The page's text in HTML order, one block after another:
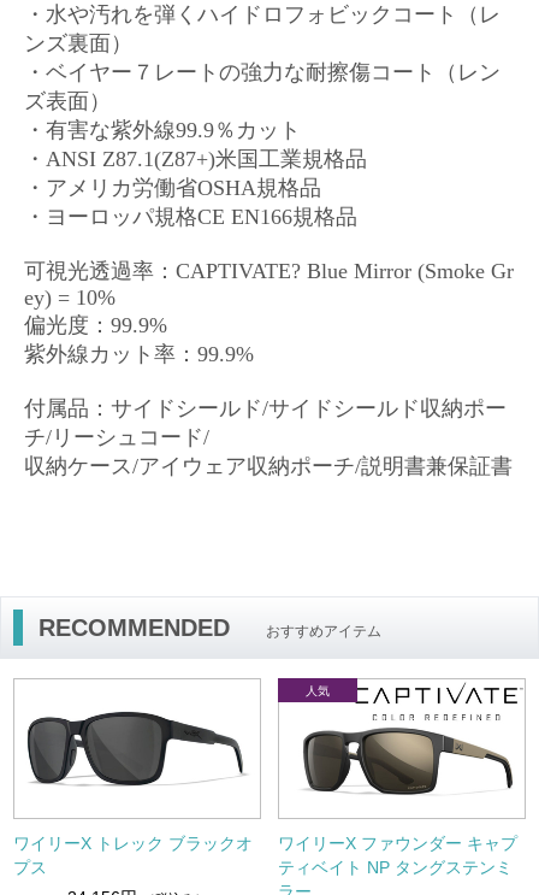
・水や汚れを弾くハイドロフォビックコート（レ
ンズ裏面）
・ベイヤー７レートの強力な耐擦傷コート（レン
ズ表面）
・有害な紫外線99.9％カット
・ANSI Z87.1(Z87+)米国工業規格品
・アメリカ労働省OSHA規格品
・ヨーロッパ規格CE EN166規格品
可視光透過率：CAPTIVATE? Blue Mirror (Smoke Gr
ey) = 10%
偏光度：99.9%
紫外線カット率：99.9%
付属品：サイドシールド/サイドシールド収納ポー
チ/リーシュコード/
収納ケース/アイウェア収納ポーチ/説明書兼保証書
RECOMMENDED おすすめアイテム
ワイリーX トレック ブラックオ
プス
ワイリーX ファウンダー キャプ
ティベイト NP タングステンミ